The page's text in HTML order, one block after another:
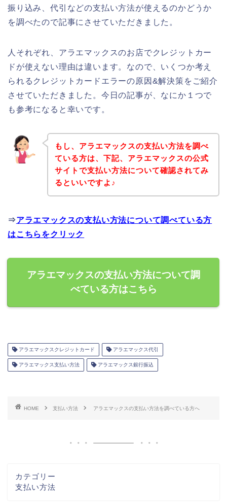
振り込み、代引などの支払い方法が使えるのかどうか
を調べたので記事にさせていただきました。
人それぞれ、アラエマックスのお店でクレジットカー
ドが使えない理由は違います。なので、いくつか考え
られるクレジットカードエラーの原因&解決策をご紹介
させていただきました。今日の記事が、なにか１つで
も参考になると幸いです。
もし、アラエマックスの支払い方法を調べ
ている方は、下記、アラエマックスの公式
サイトで支払い方法について確認されてみ
るといいですよ♪
⇒アラエマックスの支払い方法について調べている方
はこちらをクリック
アラエマックスの支払い方法について調
べている方はこちら
アラエマックスクレジットカード アラエマックス代引
アラエマックス支払い方法 アラエマックス銀行振込
HOME 支払い方法 アラエマックスの支払い方法を調べている方へ
カテゴリー
支払い方法